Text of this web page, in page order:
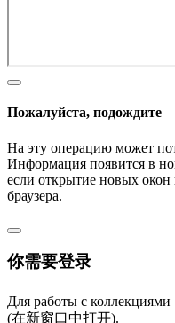
Пожалуйста, подождите
На эту операцию может
Информация появится в
если открытие новых окон
браузера.
你需要登录
Для работы с коллекциями
(在新窗口中打开).